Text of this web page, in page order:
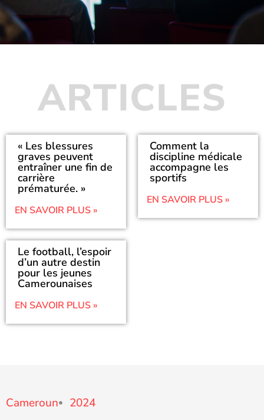
ARTICLES
« Les blessures
graves peuvent
entraîner une fin de
carrière
prématurée. »
EN SAVOIR PLUS »
Comment la
discipline médicale
accompagne les
sportifs
EN SAVOIR PLUS »
Le football, l’espoir
d’un autre destin
pour les jeunes
Camerounaises
EN SAVOIR PLUS »
Cameroun 2024